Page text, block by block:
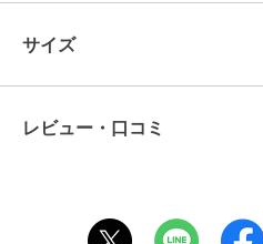
している石、ウッドチップ、砂 利、
ます。
一緒に過ごしませんか？
サイズ
レビュー・口コミ